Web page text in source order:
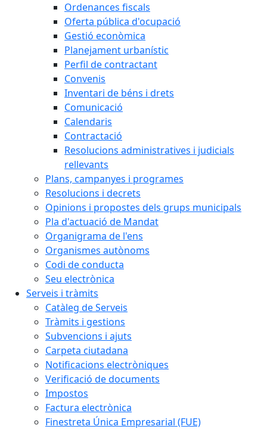
Ordenances fiscals
Oferta pública d'ocupació
Gestió econòmica
Planejament urbanístic
Perfil de contractant
Convenis
Inventari de béns i drets
Comunicació
Calendaris
Contractació
Resolucions administratives i judicials
rellevants
Plans, campanyes i programes
Resolucions i decrets
Opinions i propostes dels grups municipals
Pla d'actuació de Mandat
Organigrama de l'ens
Organismes autònoms
Codi de conducta
Seu electrònica
Serveis i tràmits
Catàleg de Serveis
Tràmits i gestions
Subvencions i ajuts
Carpeta ciutadana
Notificacions electròniques
Verificació de documents
Impostos
Factura electrònica
Finestreta Única Empresarial (FUE)